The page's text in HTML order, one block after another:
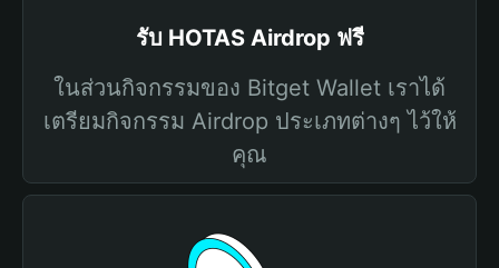
รับ HOTAS Airdrop ฟรี
ในส่วนกิจกรรมของ Bitget Wallet เราได้
เตรียมกิจกรรม Airdrop ประเภทต่างๆ ไว้ให้
คุณ